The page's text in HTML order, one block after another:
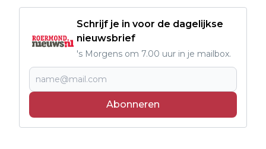
Schrijf je in voor de dagelijkse
nieuwsbrief
's Morgens om 7.00 uur in je mailbox.
Abonneren